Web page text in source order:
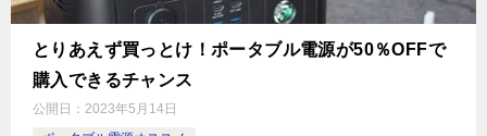
とりあえず買っとけ！ポータブル電源が50％OFFで
購入できるチャンス
公開日： 2023年5月14日